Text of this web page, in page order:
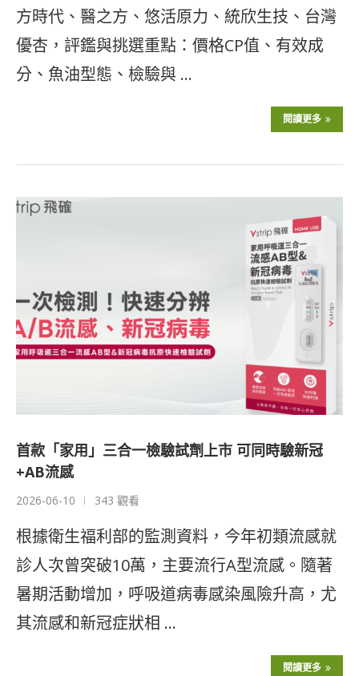
方時代、醫之方、悠活原力、統欣生技、台灣
優杏，評鑑與挑選重點：價格CP值、有效成
分、魚油型態、檢驗與 …
閱讀更多
首款「家用」三合一檢驗試劑上市 可同時驗新冠
+AB流感
2026-06-10 343 觀看
根據衛生福利部的監測資料，今年初類流感就
診人次曾突破10萬，主要流行A型流感。隨著
暑期活動增加，呼吸道病毒感染風險升高，尤
其流感和新冠症狀相 …
閱讀更多